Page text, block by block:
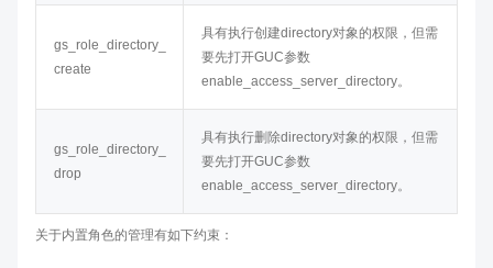
gs_role_directory_
create
具有执行创建directory对象的权限，但需
要先打开GUC参数
enable_access_server_directory。
gs_role_directory_
drop
具有执行删除directory对象的权限，但需
要先打开GUC参数
enable_access_server_directory。
关于内置角色的管理有如下约束：